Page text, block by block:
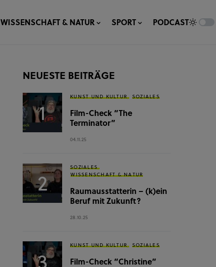
WISSENSCHAFT & NATUR SPORT PODCAST
NEUESTE BEITRÄGE
KUNST UND KULTUR SOZIALES
Film-Check “The
Terminator”
04.11.25
SOZIALES
WISSENSCHAFT & NATUR
Raumausstatterin – (k)ein
Beruf mit Zukunft?
28.10.25
KUNST UND KULTUR SOZIALES
Film-Check “Christine”